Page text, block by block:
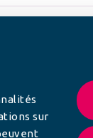
sur